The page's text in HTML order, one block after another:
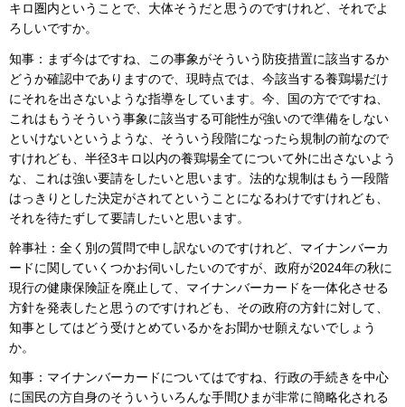
キロ圏内ということで、大体そうだと思うのですけれど、それでよ
ろしいですか。
知事：まず今はですね、この事象がそういう防疫措置に該当するか
どうか確認中でありますので、現時点では、今該当する養鶏場だけ
にそれを出さないような指導をしています。今、国の方でですね、
これはもうそういう事象に該当する可能性が強いので準備をしない
といけないというような、そういう段階になったら規制の前なので
すけれども、半径3キロ以内の養鶏場全てについて外に出さないよう
な、これは強い要請をしたいと思います。法的な規制はもう一段階
はっきりとした決定がされてということになるわけですけれども、
それを待たずして要請したいと思います。
幹事社：全く別の質問で申し訳ないのですけれど、マイナンバーカ
ードに関していくつかお伺いしたいのですが、政府が2024年の秋に
現行の健康保険証を廃止して、マイナンバーカードを一体化させる
方針を発表したと思うのですけれども、その政府の方針に対して、
知事としてはどう受けとめているかをお聞かせ願えないでしょう
か。
知事：マイナンバーカードについてはですね、行政の手続きを中心
に国民の方自身のそういういろんな手間ひまが非常に簡略化される